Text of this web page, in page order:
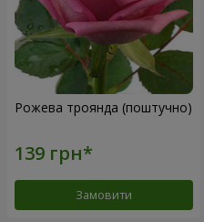
Рожева троянда (поштучно)
Замовити